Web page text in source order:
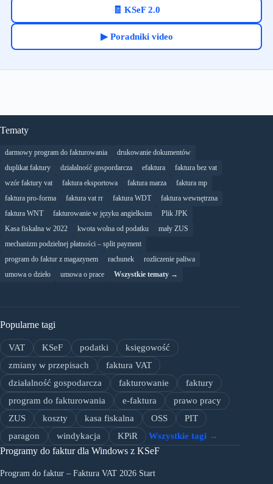
🧾 KSeF 2.0
▶ Poradniki video
Tematy
darmowy program do fakturowania
drukowanie dokumentów
duplikat faktury
działalność gospordarcza efaktura
faktura bez vat
wzór faktury vat
faktura eksportowa faktura marza
faktura mp
faktura pro-forma
faktura vat rr faktura WDT
faktura wewnętrzna
faktura WNT
fakturowanie w języku angielksim
Plik JPK
Kasa fiskalna w 2022
kwota wolna od podatku
mały ZUS
mechanizm podzielnej płatności – split payment
program do faktur z magazynem
rachunek
rozliczenie paliwa
umowa o dzieło
umowa o prace Wszystkie tematy →
Popularne tagi
VAT KSeF podatki
księgowość
zmiany w przepisach
faktura VAT
działalność gospodarcza
fakturowanie
faktury
program do fakturowania
e-faktura
prawo pracy
ZUS
koszty kasa fiskalna OSS
PIT
paragon
windykacja KPiR Wszystkie tagi →
Programy do faktur dla Windows z KSeF
Program do faktur – Faktura VAT 2026 Start